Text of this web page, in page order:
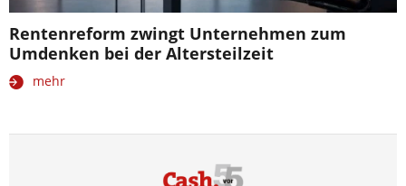
Rentenreform zwingt Unternehmen zum
Umdenken bei der Altersteilzeit
mehr